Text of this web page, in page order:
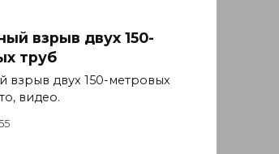
взрыв двух 150-
труб
взрыв двух 150-метровых
видео.